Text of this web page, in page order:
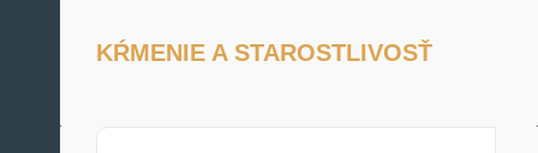
KŔMENIE A STAROSTLIVOSŤ